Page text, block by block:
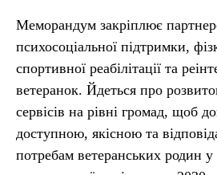
Меморандум закріплює
психосоціальної підтримки,
спортивної реабілітації та
ветеранок. Йдеться про
сервісів на рівні громад, щоб
доступною, якісною та
потребам ветеранських родин у